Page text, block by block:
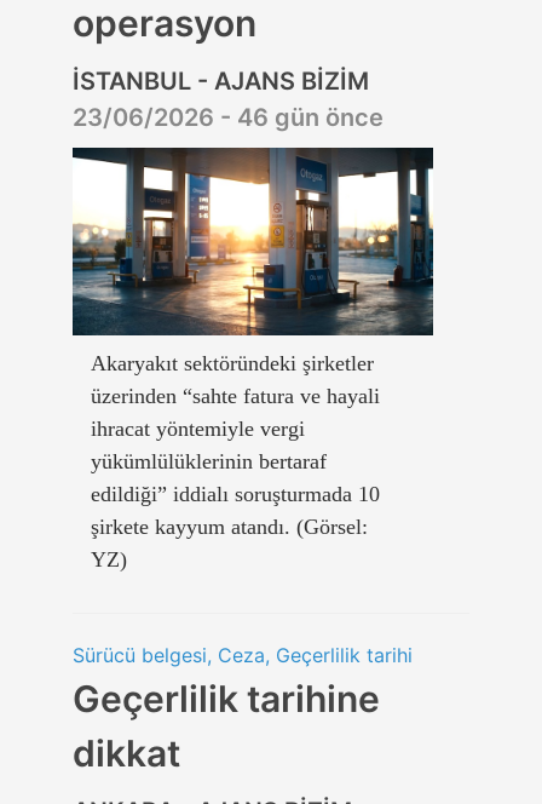
operasyon
İSTANBUL - AJANS BİZİM
23/06/2026 - 46 gün önce
Akaryakıt sektöründeki şirketler
üzerinden “sahte fatura ve hayali
ihracat yöntemiyle vergi
yükümlülüklerinin bertaraf
edildiği” iddialı soruşturmada 10
şirkete kayyum atandı. (Görsel:
YZ)
Sürücü belgesi, Ceza, Geçerlilik tarihi
Geçerlilik tarihine
dikkat